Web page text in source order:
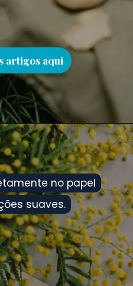
artigos aqui
no papel
suaves.
no papel
suaves.